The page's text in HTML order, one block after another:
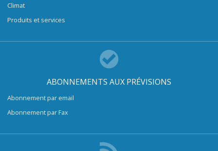
Climat
Produits et services
ABONNEMENTS AUX PRÉVISIONS
Abonnement par email
Abonnement par Fax